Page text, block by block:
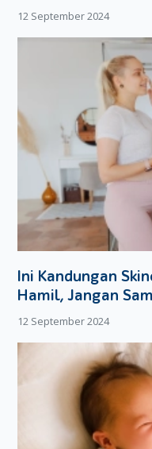
12 September 2024
Ini Kandungan
Hamil, Jangan
12 September 2024